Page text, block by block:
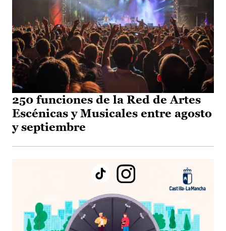
250 funciones de la Red de Artes
Escénicas y Musicales entre agosto
y septiembre